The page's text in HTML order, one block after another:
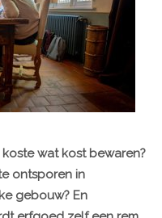
wat kost bewaren?
ontsporen in
gebouw? En